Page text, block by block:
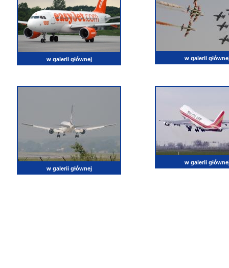
w galerii głównej w galerii
w galerii głównej
w galerii